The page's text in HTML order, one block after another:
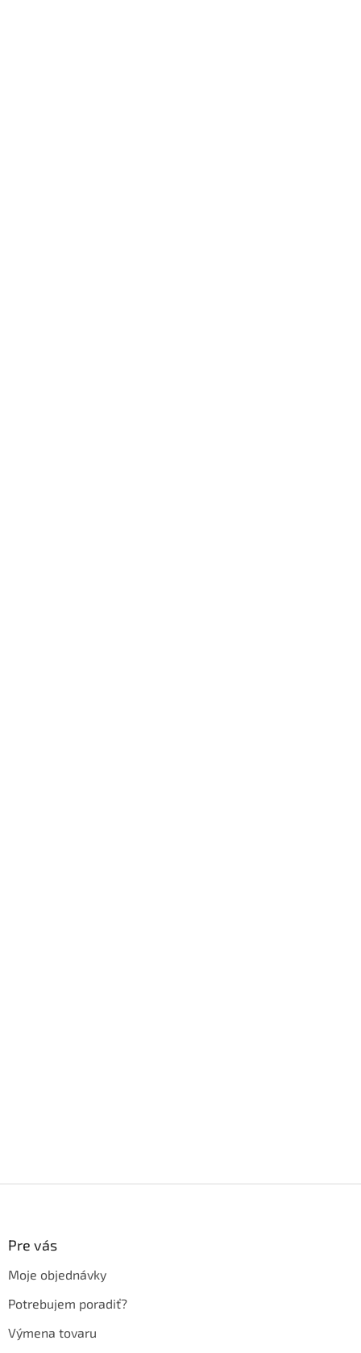
Pre vás
Moje objednávky
Potrebujem poradiť?
Výmena tovaru